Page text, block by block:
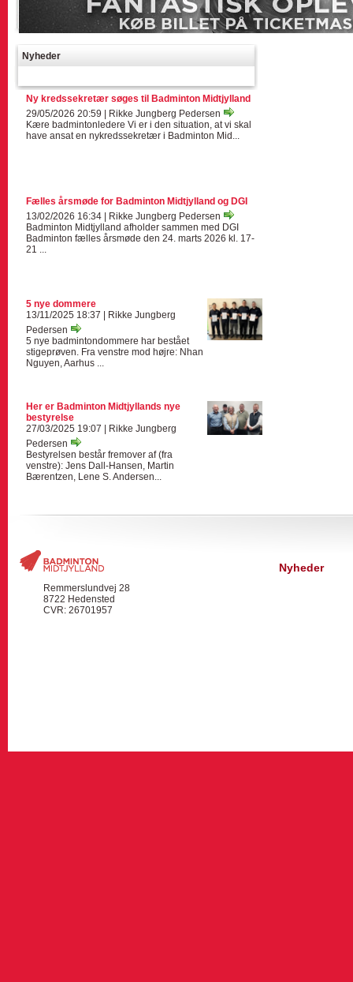
Nyheder
Ny kredssekretær søges til Badminton Midtjylland
29/05/2026 20:59 | Rikke Jungberg Pedersen
Kære badmintonledere Vi er i den situation, at vi skal
have ansat en nykredssekretær i Badminton Mid...
Fælles årsmøde for Badminton Midtjylland og DGI
13/02/2026 16:34 | Rikke Jungberg Pedersen
Badminton Midtjylland afholder sammen med DGI
Badminton fælles årsmøde den 24. marts 2026 kl. 17-
21 ...
5 nye dommere
13/11/2025 18:37 | Rikke Jungberg
Pedersen
5 nye badmintondommere har bestået
stigeprøven. Fra venstre mod højre: Nhan
Nguyen, Aarhus ...
Her er Badminton Midtjyllands nye
bestyrelse
27/03/2025 19:07 | Rikke Jungberg
Pedersen
Bestyrelsen består fremover af (fra
venstre): Jens Dall-Hansen, Martin
Bærentzen, Lene S. Andersen...
Remmerslundvej 28
8722 Hedensted
CVR: 26701957
Nyheder